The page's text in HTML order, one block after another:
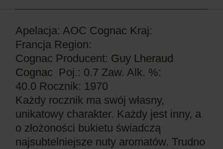
Apelacja: AOC Cognac Kraj:
Francja Region:
Cognac Producent: Guy Lheraud
Cognac Poj.: 0.7 Zaw. Alk. %:
40.0 Rocznik: 1970
Każdy rocznik ma swój własny,
unikatowy charakter. Każdy jest inny, a
o złożoności bukietu świadczą
najsubtelniejsze nuty aromatów. Trudno